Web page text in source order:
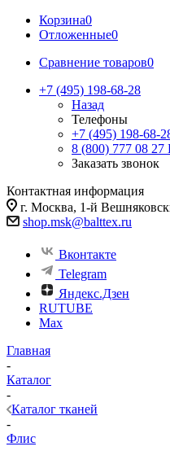
Корзина0
Отложенные0
Сравнение товаров0
+7 (495) 198-68-28
Назад
Телефоны
+7 (495) 198-68-
8 (800) 777 08 27
Заказать звонок
Контактная информация
г. Москва, 1-й
shop.msk@balttex.ru
Вконтакте
Telegram
Яндекс.Дзен
RUTUBE
Max
Главная
-
Каталог
-
Каталог тканей
-
Флис